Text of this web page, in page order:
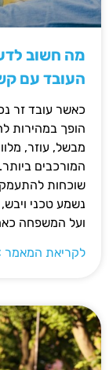
מה חשוב
העובד עם
כאשר עובד זר
הופך במהירות
מבשל, עוזר,
המורכבים
שוכחות להתעמק
נשמע טכני
ועל המשפחה
לקריאת המאמר